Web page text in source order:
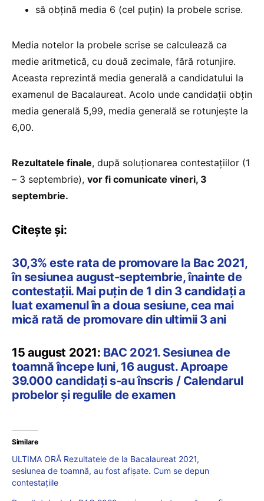
să obţină media 6 (cel puţin) la probele scrise.
Media notelor la probele scrise se calculează ca
medie aritmetică, cu două zecimale, fără rotunjire.
Aceasta reprezintă media generală a candidatului la
examenul de Bacalaureat. Acolo unde candidaţii obţin
media generală 5,99, media generală se rotunjeşte la
6,00.
Rezultatele finale, după soluționarea contestațiilor (1
– 3 septembrie), vor fi comunicate vineri, 3
septembrie.
Citește și:
30,3% este rata de promovare la Bac 2021,
în sesiunea august-septembrie, înainte de
contestații. Mai puțin de 1 din 3 candidați a
luat examenul în a doua sesiune, cea mai
mică rată de promovare din ultimii 3 ani
15 august 2021: BAC 2021. Sesiunea de
toamnă începe luni, 16 august. Aproape
39.000 candidați s-au înscris / Calendarul
probelor și regulile de examen
Similare
ULTIMA ORĂ Rezultatele de la Bacalaureat 2021,
sesiunea de toamnă, au fost afișate. Cum se depun
contestațiile